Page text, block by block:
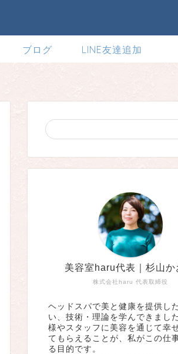
ブログ LINE友達追加
株式会社haru 代表取締役
美容室haru代表｜杉山か
ヘッドスパで美と健康を提供し
い、技術・理論を学んできまし
様やスタッフに美容を通じて幸
てもらえることが、私がこの仕
る目的です。